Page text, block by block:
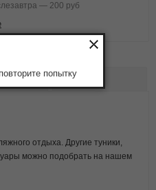
— 200 руб
Оплата
отдыха. Другие туники,
можно подобрать на нашем
попытку